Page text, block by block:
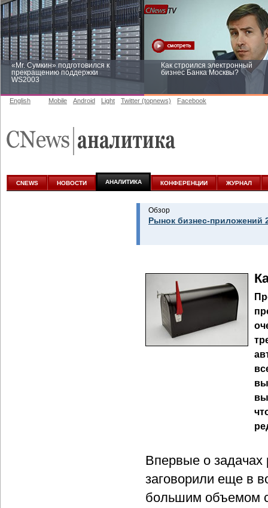
«Mr. Сумкин» подготовился к
прекращению поддержки
WS2003
Как строился электронный
бизнес Банка Москвы?
аналитике
English Mobile Android Light Twitter (topnews) Facebook
CNEWS НОВОСТИ АНАЛИТИКА КОНФЕРЕНЦИИ ЖУРНАЛ
Обзор
Рынок бизнес-приложений
Впервые о задачах
заговорили еще в
большим объемом